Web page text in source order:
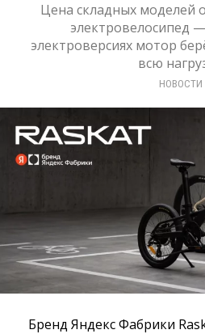
Цена складных моделей
электровелосипед
электроверсиях мотор
всю
НОВОСТИ
Бренд Яндекс Фабрики